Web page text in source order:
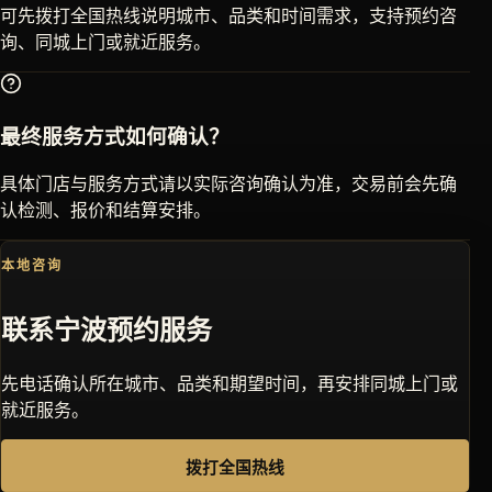
可先拨打全国热线说明城市、品类和时间需求，支持预约咨
询、同城上门或就近服务。
最终服务方式如何确认？
具体门店与服务方式请以实际咨询确认为准，交易前会先确
认检测、报价和结算安排。
本地咨询
联系宁波预约服务
先电话确认所在城市、品类和期望时间，再安排同城上门或
就近服务。
拨打全国热线